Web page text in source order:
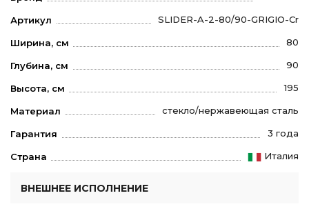
Артикул SLIDER-A-2-80/90-GRIGIO-Cr
Ширина, см 80
Глубина, см 90
Высота, см 195
Материал стекло/нержавеющая сталь
Гарантия 3 года
Страна Италия
ВНЕШНЕЕ ИСПОЛНЕНИЕ